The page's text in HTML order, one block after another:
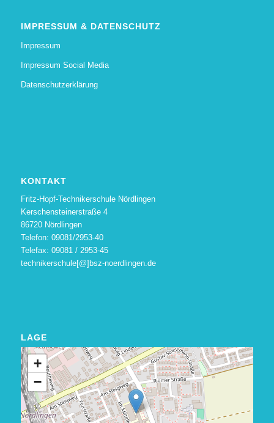
IMPRESSUM & DATENSCHUTZ
Impressum
Impressum Social Media
Datenschutzerklärung
KONTAKT
Fritz-Hopf-Technikerschule Nördlingen
Kerschensteinerstraße 4
86720 Nördlingen
Telefon: 09081/2953-40
Telefax: 09081 / 2953-45
technikerschule[@]bsz-noerdlingen.de
LAGE
+
−